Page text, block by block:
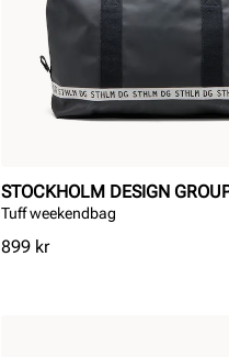
STOCKHOLM DESIGN
Tuff weekendbag
Pris
899 kr